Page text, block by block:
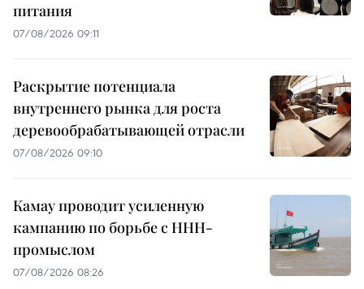
питания
07/08/2026 09:11
Раскрытие потенциала
внутреннего рынка для роста
деревообрабатывающей отрасли
07/08/2026 09:10
Камау проводит усиленную
кампанию по борьбе с ННН-
промыслом
07/08/2026 08:26